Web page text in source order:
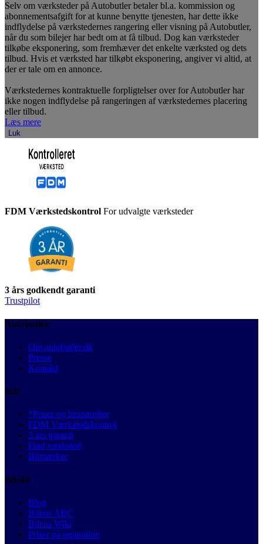
Selv om værksteder på Autobutler betaler bl.a. kommission og
abonnementsafgift for at kunne benytte tjenesten, har dette ikke
indflydelse på værkstedernes rangering eller visning på Autobutler,
når du som bilejer har bedt om at få tilbud. Dog kan værksteder
tilkøbe eksponering, som fremhæver det enkelte værksted og dets
tilbud. Hvis et værksted har tilkøbt eksponering, angiver vi altid, at
der er tale om en annonce.
Værkstedernes kontraktuelle forpligtelser over for Autobutler har
ikke nogen indflydelse på rangeringen af værkstedernes placering
eller tilbud.
Læs mere
Luk
FDM Værkstedskontrol For udvalgte værksteder
3 års godkendt garanti
Trustpilot
Autobutler
Om autobutler.dk
Presse
Kontakt
Info
*Priser og besparelser
FDM Værkstedskontrol
3 års garanti
Find værksted
Bilmærker
Bilråd
Blog
Bilens ABC
Bilens Wiki
Priser på reparation